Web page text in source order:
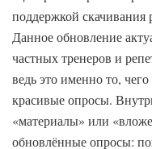
поддержкой скачивания
Данное обновление
частных тренеров и
ведь это именно то,
красивые опросы.
«материалы» или
обновлённые опросы: